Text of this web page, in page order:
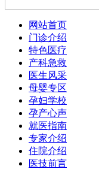
网站首页
门诊介绍
特色医疗
产科急救
医生风采
母婴专区
孕妇学校
孕产心声
就医指南
专家介绍
住院介绍
医技前言